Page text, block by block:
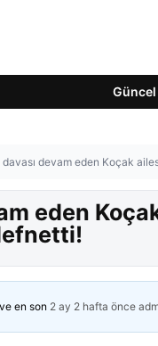
davası devam eden Koçak
eden
en son 2 ay 2 hafta önce